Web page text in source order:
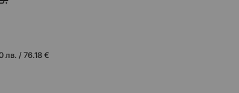
лв. / 76.18 €